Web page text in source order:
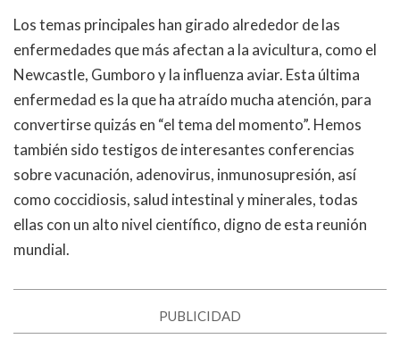
Los temas principales han girado alrededor de las
enfermedades que más afectan a la avicultura, como el
Newcastle, Gumboro y la influenza aviar. Esta última
enfermedad es la que ha atraído mucha atención, para
convertirse quizás en “el tema del momento”. Hemos
también sido testigos de interesantes conferencias
sobre vacunación, adenovirus, inmunosupresión, así
como coccidiosis, salud intestinal y minerales, todas
ellas con un alto nivel científico, digno de esta reunión
mundial.
PUBLICIDAD